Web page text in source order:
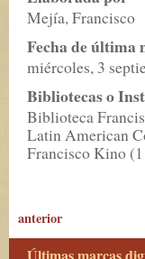
Mejía, Francisco
Fecha de última
miércoles, 3
Bibliotecas o
Biblioteca
Latin American
Francisco Kino
anterior
Últimas marcas